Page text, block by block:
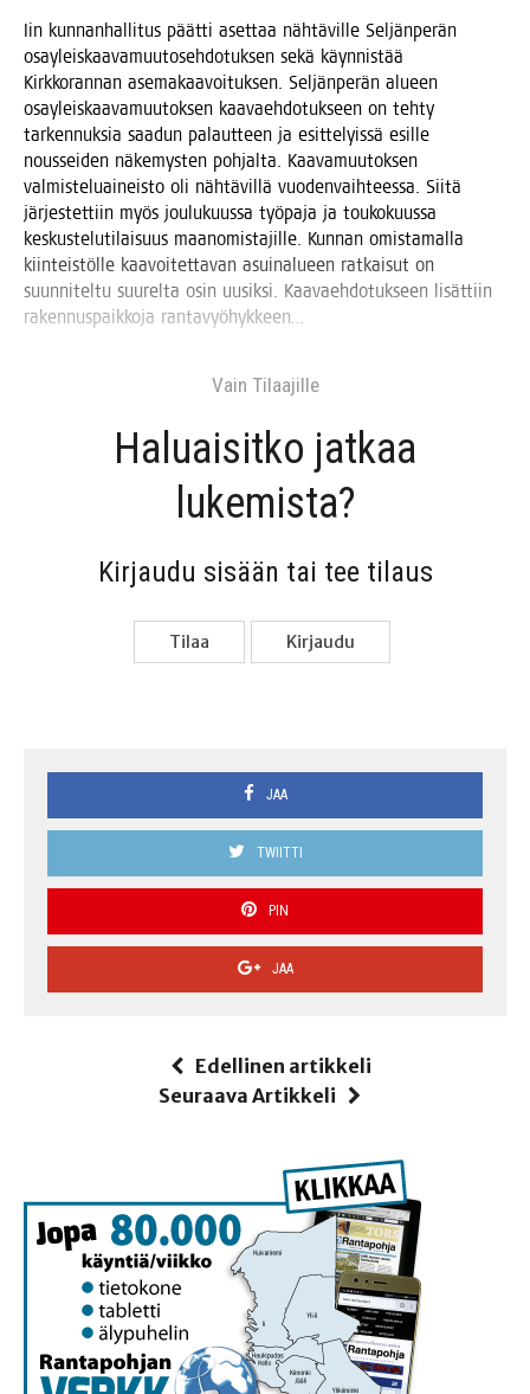
Iin kun­nan­hal­li­tus päät­ti aset­taa näh­tä­vil­le Sel­jän­pe­rän
osay­leis­kaa­va­muu­to­seh­do­tuk­sen sekä käyn­nis­tää
Kirk­ko­ran­nan ase­ma­kaa­voi­tuk­sen. Sel­jän­pe­rän alu­een
osay­leis­kaa­va­muu­tok­sen kaa­vaeh­do­tuk­seen on teh­ty
tar­ken­nuk­sia saa­dun palaut­teen ja esit­te­lyis­sä esil­le
nous­sei­den näke­mys­ten poh­jal­ta. Kaa­va­muu­tok­sen
val­mis­te­luai­neis­to oli näh­tä­vil­lä vuo­den­vaih­tees­sa. Sii­tä
jär­jes­tet­tiin myös jou­lu­kuus­sa työ­pa­ja ja tou­ko­kuus­sa
kes­kus­te­lu­ti­lai­suus maa­no­mis­ta­jil­le. Kun­nan omis­ta­mal­la
kiin­teis­töl­le kaa­voi­tet­ta­van asui­na­lu­een rat­kai­sut on
suun­ni­tel­tu suu­rel­ta osin uusik­si. Kaa­vaeh­do­tuk­seen lisät­tiin
raken­nus­paik­ko­ja rantavyöhykkeen…
Vain Tilaa­jil­le
Haluai­sit­ko jat­kaa
lukemista?
Kir­jau­du sisään tai tee tilaus
Tilaa Kir­jau­du
JAA
TWIITTI
PIN
JAA
Edellinen artikkeli
Seuraava Artikkeli